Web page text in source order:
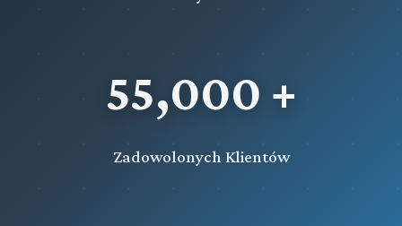
55,000 +
Zadowolonych Klientów